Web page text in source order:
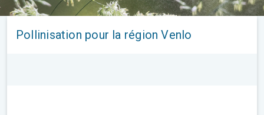
Pollinisation pour la région Venlo